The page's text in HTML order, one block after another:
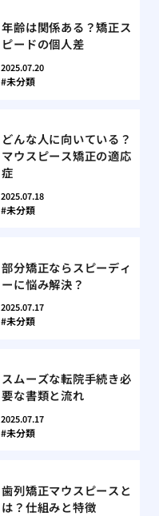
年齢は関係ある？矯正ス
ピードの個人差
2025.07.20
未分類
どんな人に向いている？
マウスピース矯正の適応
症
2025.07.18
未分類
部分矯正ならスピーディ
ーに悩み解決？
2025.07.17
未分類
スムーズな転院手続き必
要な書類と流れ
2025.07.17
未分類
歯列矯正マウスピースと
は？仕組みと特徴